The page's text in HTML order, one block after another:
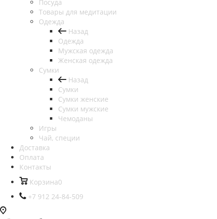
Посуда
Товары для медитации
Одежда
Назад
Одежда
Мужская одежда
Женская одежда
Сумки
Назад
Сумки
Сумки женские
Сумки мужские
Чемоданы
Игры
Чай, специи
Доставка
Оплата
Контакты
Корзина0
+7 912 24-84-509